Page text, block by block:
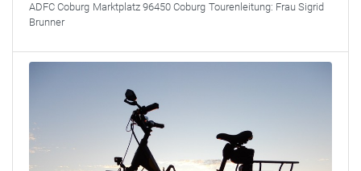
ADFC Coburg Marktplatz 96450 Coburg Tourenleitung: Frau Sigrid
Brunner